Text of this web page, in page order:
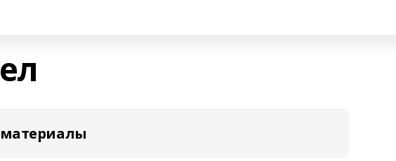
материалы